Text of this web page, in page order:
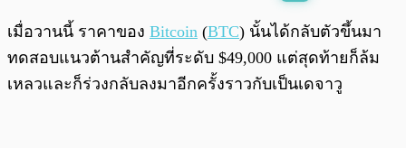
พร้อมเล่น 0:00/0:00
เมื่อวานนี้ ราคาของ Bitcoin (BTC) นั้นได้กลับตัวขึ้นมา
ทดสอบแนวต้านสำคัญที่ระดับ $49,000 แต่สุดท้ายก็ล้ม
เหลวและก็ร่วงกลับลงมาอีกครั้งราวกับเป็นเดจาวู